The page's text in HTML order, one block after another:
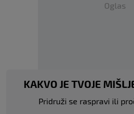
Oglas
KAKVO JE TVOJE
Pridruži se raspravi ili